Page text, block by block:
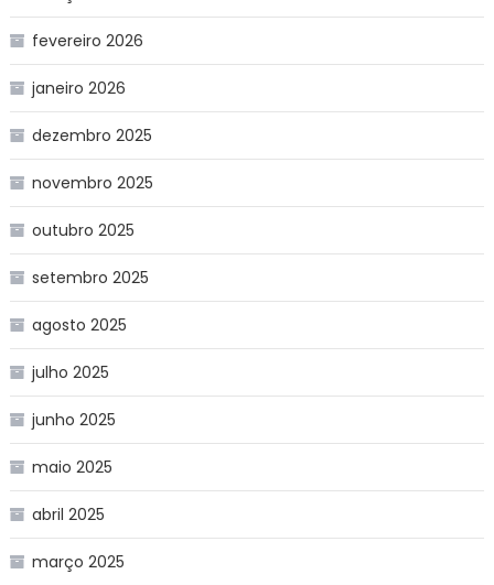
fevereiro 2026
janeiro 2026
dezembro 2025
novembro 2025
outubro 2025
setembro 2025
agosto 2025
julho 2025
junho 2025
maio 2025
abril 2025
março 2025